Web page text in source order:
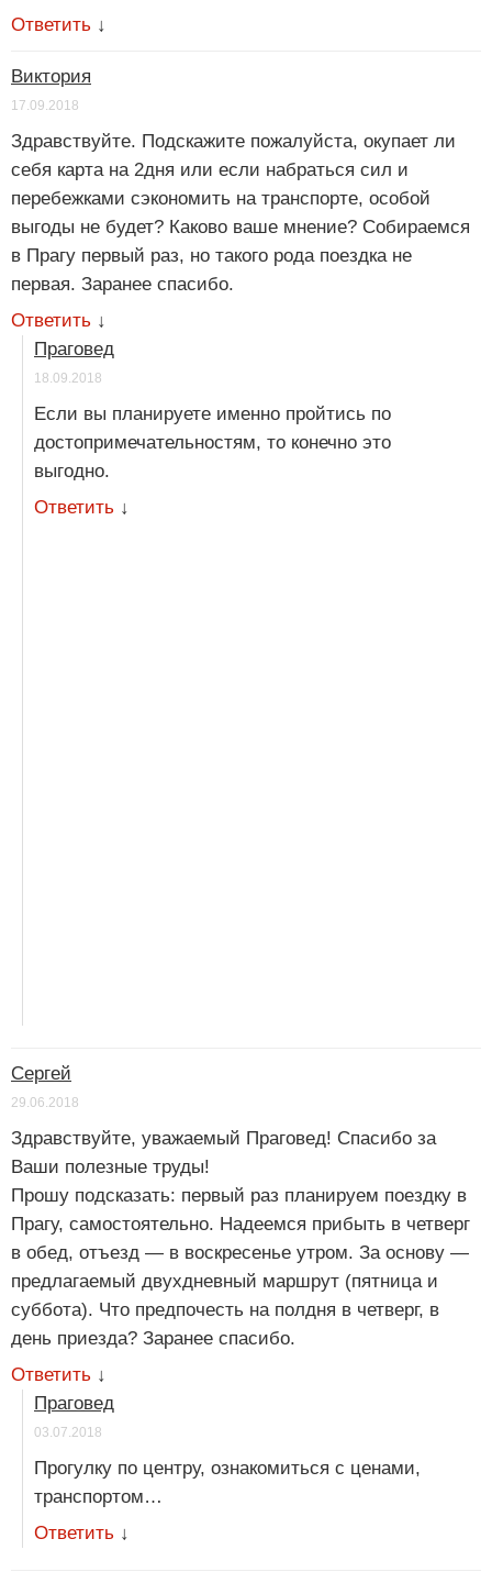
Ответить ↓
Виктория
17.09.2018
Здравствуйте. Подскажите пожалуйста, окупает ли
себя карта на 2дня или если набраться сил и
перебежками сэкономить на транспорте, особой
выгоды не будет? Каково ваше мнение? Собираемся
в Прагу первый раз, но такого рода поездка не
первая. Заранее спасибо.
Ответить ↓
Праговед
18.09.2018
Если вы планируете именно пройтись по
достопримечательностям, то конечно это
выгодно.
Ответить ↓
Сергей
29.06.2018
Здравствуйте, уважаемый Праговед! Спасибо за
Ваши полезные труды!
Прошу подсказать: первый раз планируем поездку в
Прагу, самостоятельно. Надеемся прибыть в четверг
в обед, отъезд — в воскресенье утром. За основу —
предлагаемый двухдневный маршрут (пятница и
суббота). Что предпочесть на полдня в четверг, в
день приезда? Заранее спасибо.
Ответить ↓
Праговед
03.07.2018
Прогулку по центру, ознакомиться с ценами,
транспортом…
Ответить ↓